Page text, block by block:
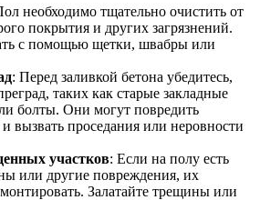
необходимо тщательно очистить от
покрытия и других загрязнений.
с помощью щетки, швабры или
: Перед заливкой бетона убедитесь,
таких как старые закладные
болты. Они могут повредить
вызвать проседания или неровности
участков: Если на полу есть
или другие повреждения, их
Залатайте трещины или